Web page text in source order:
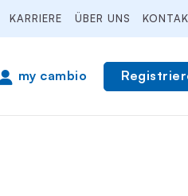
KARRIERE ÜBER UNS
my cambio